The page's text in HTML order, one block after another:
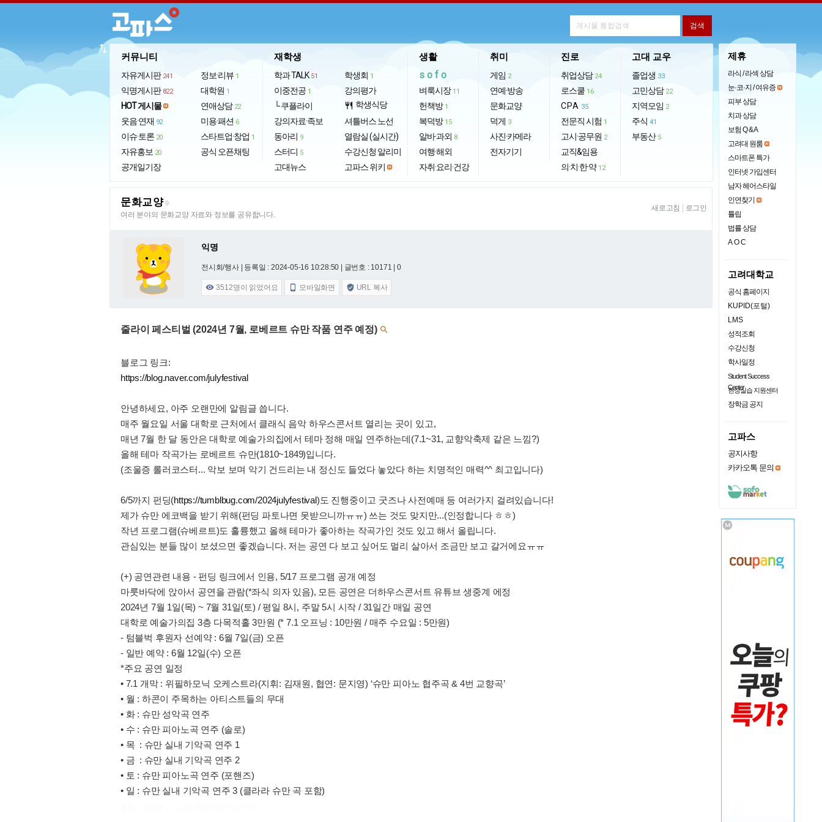
커뮤니티
자유게시판 241
익명게시판 822
HOT 게시물
웃음·연재 92
이슈·토론 20
자유홍보 20
공개일기장
정보·리뷰 1
대학원 1
연애상담 22
미용·패션 6
스타트업·창업 1
공식 오픈채팅
재학생
학과 TALK 51
이중전공 1
└ 쿠플라이
강의자료·족보
동아리 9
스터디 5
고대뉴스
학생회 1
강의평가
restaurant 학생식당
셔틀버스 노선
열람실 (실시간)
수강신청 알리미
고파스 위키
생활
sofo
벼룩시장 11
헌책방 1
복덕방 15
알바·과외 8
여행·해외
자취·요리·건강
취미
게임 2
연예·방송
문화교양
덕게 3
사진·카메라
전자기기
진로
취업상담 24
로스쿨 16
CPA 35
전문직 시험 1
고시·공무원 2
교직&임용
의·치·한·약 12
고대 교우
졸업생 33
고민상담 22
지역모임 2
주식 41
부동산 5
import_export
문화교양 9
여러 분야의 문화교양 자료와 정보를 공유합니다.
새로고침 로그인
익명
전시회/행사 | 등록일 : 2024-05-16 10:28:50 | 글번호 : 10171 | 0
 3512명이 읽었어요  모바일화면  URL 복사
줄라이 페스티벌 (2024년 7월, 로베르트 슈만 작품 연주 예정) 
블로그 링크:
https://blog.naver.com/julyfestival
안녕하세요, 아주 오랜만에 알림글 씁니다.
매주 월요일 서울 대학로 근처에서 클래식 음악 하우스콘서트 열리는 곳이 있고,
매년 7월 한 달 동안은 대학로 예술가의집에서 테마 정해 매일 연주하는데(7.1~31, 교향악축제 같은 느낌?)
올해 테마 작곡가는 로베르트 슈만(1810~1849)입니다.
(조울증 롤러코스터... 악보 보며 악기 건드리는 내 정신도 들었다 놓았다 하는 치명적인 매력^^ 최고입니다)
6/5까지 펀딩(https://tumblbug.com/2024julyfestival)도 진행중이고 굿즈나 사전예매 등 여러가지 걸려있습니다!
제가 슈만 에코백을 받기 위해(펀딩 파토나면 못받으니까ㅠㅠ) 쓰는 것도 맞지만...(인정합니다 ㅎㅎ)
작년 프로그램(슈베르트)도 훌륭했고 올해 테마가 좋아하는 작곡가인 것도 있고 해서 올립니다.
관심있는 분들 많이 보셨으면 좋겠습니다. 저는 공연 다 보고 싶어도 멀리 살아서 조금만 보고 갈거에요ㅠㅠ
(+) 공연관련 내용 - 펀딩 링크에서 인용, 5/17 프로그램 공개 예정
마룻바닥에 앉아서 공연을 관람(*좌식 의자 있음), 모든 공연은 더하우스콘서트 유튜브 생중계 에정
2024년 7월 1일(목) ~ 7월 31일(토) / 평일 8시, 주말 5시 시작 / 31일간 매일 공연
대학로 예술가의집 3층 다목적홀 3만원 (* 7.1 오프닝 : 10만원 / 매주 수요일 : 5만원)
- 텀블벅 후원자 선예약 : 6월 7일(금) 오픈
- 일반 예약 : 6월 12일(수) 오픈
*주요 공연 일정
• 7.1 개막 : 위필하모닉 오케스트라(지휘: 김재원, 협연: 문지영) ‘슈만 피아노 협주곡 & 4번 교향곡’
• 월 : 하콘이 주목하는 아티스트들의 무대
• 화 : 슈만 성악곡 연주
• 수 : 슈만 피아노곡 연주 (솔로)
• 목 : 슈만 실내 기악곡 연주 1
• 금 : 슈만 실내 기악곡 연주 2
• 토 : 슈만 피아노곡 연주 (포핸즈)
• 일 : 슈만 실내 기악곡 연주 3 (클라라 슈만 곡 포함)
제휴
라식 / 라섹 상담
눈·코·지 / 여유증
피부 상담
치과 상담
보험 Q & A
고려대 원룸
스마트폰 특가
인터넷 가입센터
남자 헤어스타일
인연찾기
튤립
법률 상담
AOC
고려대학교
공식 홈페이지
KUPID(포털)
LMS
성적조회
수강신청
학사일정
Student Success
Center
현장실습 지원센터
장학금 공지
고파스
공지사항
카카오톡 문의